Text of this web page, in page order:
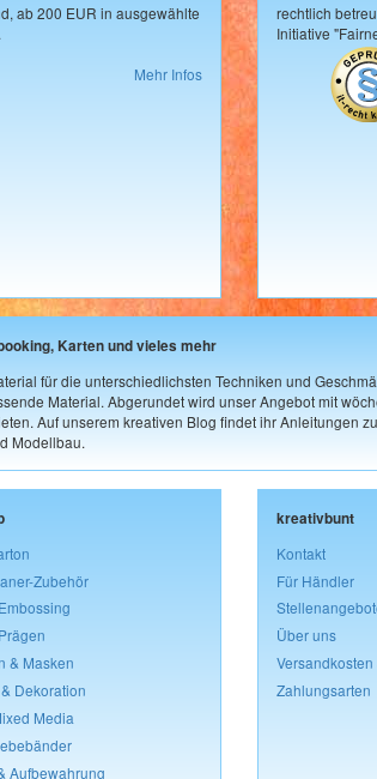
ab 200 EUR in ausgewählte
Mehr Infos
rechtlich
Initiative
Karten und vieles mehr
für die unterschiedlichsten Techniken und
Material. Abgerundet wird unser Angebot mit
Auf unserem kreativen Blog findet ihr Anleitungen
Modellbau.
Zubehör
& Masken
Dekoration
Media
Aufbewahrung
kreativbunt
Kontakt
Für Händler
Über uns
Zahlungsarten